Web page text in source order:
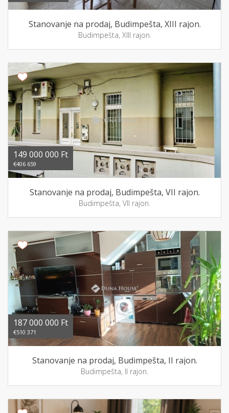
Stanovanje na prodaj, Budimpešta, XIII rajon.
Budimpešta, XIII rajon.
149 000 000 Ft
€406 659
Stanovanje na prodaj, Budimpešta, VII rajon.
Budimpešta, VII rajon.
187 000 000 Ft
€510 371
Stanovanje na prodaj, Budimpešta, II rajon.
Budimpešta, II rajon.